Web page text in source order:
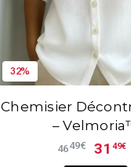
32%
Chemisier
–
4649€ 31 49€